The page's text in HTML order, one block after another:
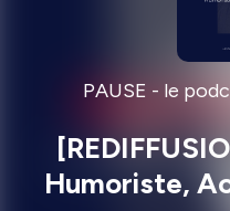
PAUSE - le
Humoriste,